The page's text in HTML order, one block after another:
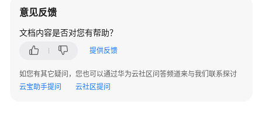
除
视
助
意见反馈
文档内容是否对您有帮助？
提供反馈
如您有其它疑问，您也可以通过华为云社区问答频道来与我们联系探讨
云宝助手提问
云社区提问